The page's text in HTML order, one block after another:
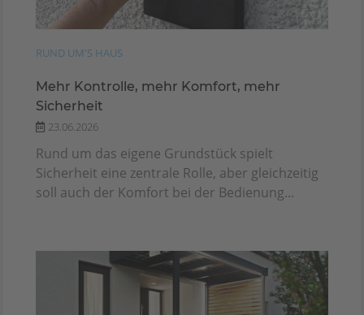
RUND UM'S HAUS
Mehr Kontrolle, mehr Komfort, mehr
Sicherheit
23.06.2026
Rund um das eigene Grundstück spielt
Sicherheit eine zentrale Rolle, aber gleichzeitig
soll auch der Komfort bei der Bedienung...